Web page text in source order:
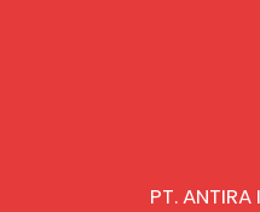
PT.